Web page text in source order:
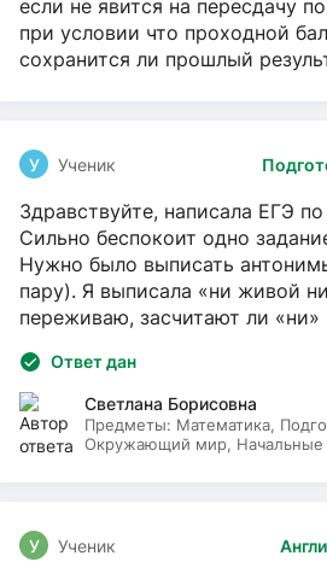
если не явится на пересдачу
при условии что проходной
сохранится ли прошлый
У Ученик
Здравствуйте, написала ЕГЭ
Сильно беспокоит одно
Нужно было выписать
пару). Я выписала «ни живой
переживаю, засчитают ли «ни»
Ответ дан
Светлана Борисовна
Предметы: Математика,
Окружающий мир, Начальные
У Ученик